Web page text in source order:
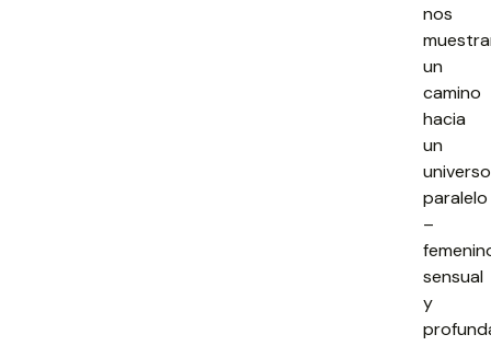
nos
un
camino
hacia
un
universo
paralelo
–
sensual
y